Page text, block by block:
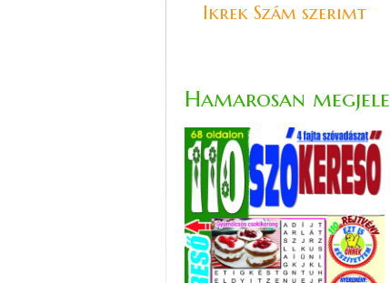
Ikrek Szám szerimt
Hamarosan